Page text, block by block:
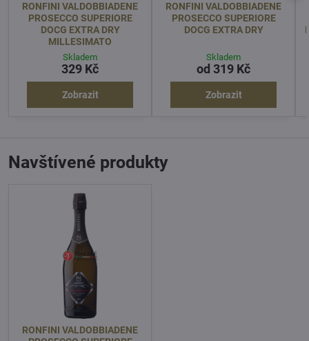
RONFINI VALDOBBIADENE
PROSECCO SUPERIORE
DOCG EXTRA DRY
MILLESIMATO
Skladem
329 Kč
Zobrazit
RONFINI VALDOBBIADENE
PROSECCO SUPERIORE
DOCG EXTRA DRY
Skladem
od 319 Kč
Zobrazit
Navštívené produkty
RONFINI VALDOBBIADENE